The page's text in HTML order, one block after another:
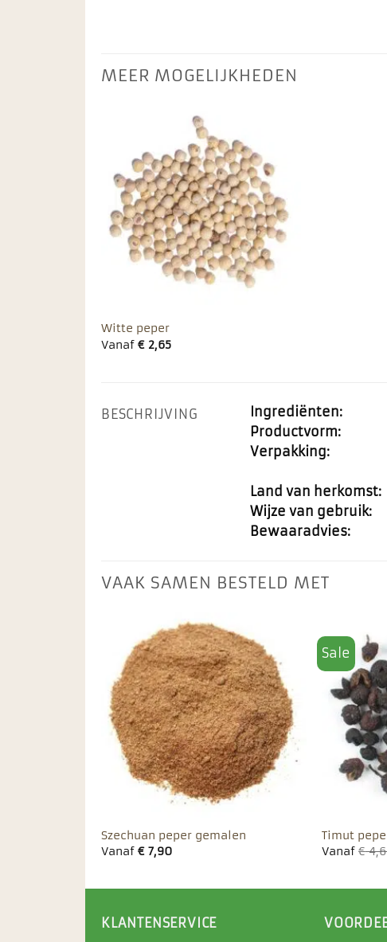
MEER MOGELIJKHEDEN
Toevoegen
aan
favorieten
Witte peper
Vanaf €2,65
BESCHRIJVING Ingrediënten:
Productvorm:
Verpakking:
Land van herkomst:
Wijze van gebruik:
Bewaaradvies:
VAAK SAMEN BESTELD MET
Toevoegen
aan
favorieten
Szechuan peper gemalen
Vanaf €7,90
Sale
Timut
Vanaf€
KLANTENSERVICE